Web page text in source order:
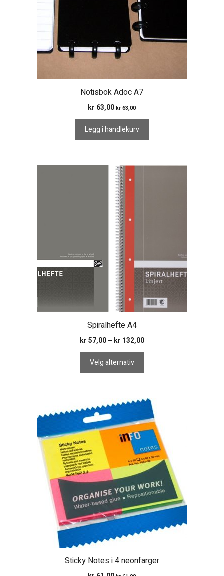
Notisbok Adoc A7
kr 63,00 kr 63,00
Legg i handlekurv
Spiralhefte A4
kr 57,00 – kr 132,00Prisområde:
Velg alternativ
produktsiden
Sticky Notes i 4 neonfarger